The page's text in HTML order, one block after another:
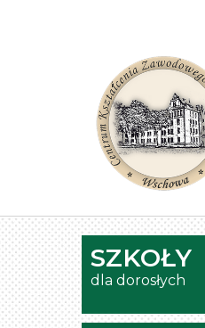
SZKOŁY
dla dorosłych